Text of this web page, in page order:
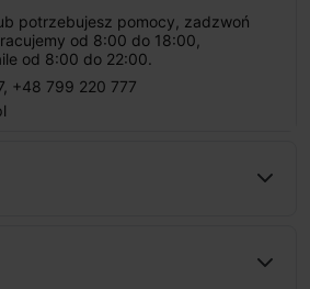
potrzebujesz pomocy, zadzwoń
od 8:00 do 18:00,
od 8:00 do 22:00.
, +48 799 220 777